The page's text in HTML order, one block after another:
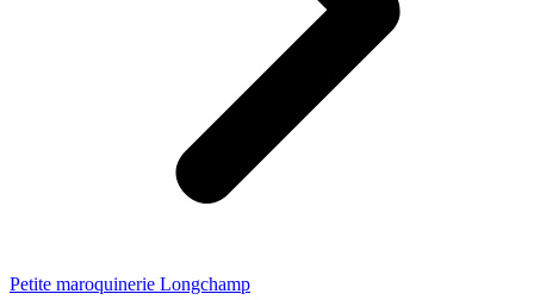
Petite maroquinerie Longchamp